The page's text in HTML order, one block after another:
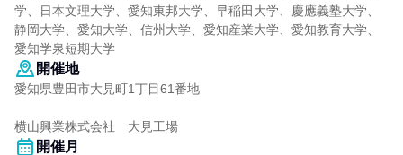
学、日本文理大学、愛知東邦大学、早稲田大学、慶應義塾大学、
静岡大学、愛知大学、信州大学、愛知産業大学、愛知教育大学、
愛知学泉短期大学
開催地
愛知県豊田市大見町1丁目61番地
横山興業株式会社 大見工場
開催月